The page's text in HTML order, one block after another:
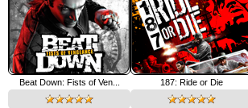
Beat Down: Fists of Ven... 187: Ride or Die